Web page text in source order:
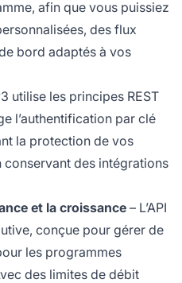
afin que vous puissiez
des flux
bord adaptés à vos
utilise les principes REST
l’authentification par clé
la protection de vos
conservant des intégrations
et la croissance – L’API
conçue pour gérer de
les programmes
des limites de débit